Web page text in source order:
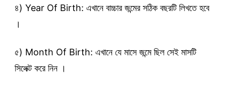
৪) Year Of Birth: এখানে বাচ্চার জন্মের সঠিক বছরটি লিখতে হবে
।
৫) Month Of Birth: এখানে যে মাসে জন্মে ছিল সেই মাসটি
সিলেক্ট করে নিন ।